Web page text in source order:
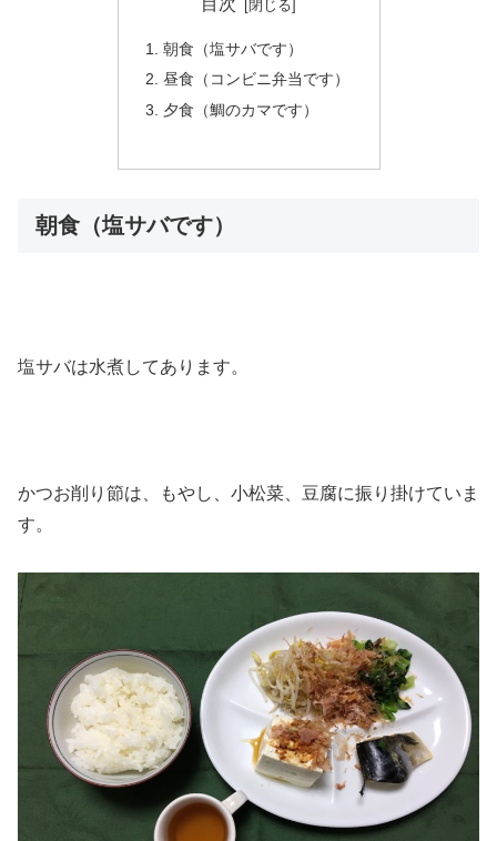
目次
朝食（塩サバです）
昼食（コンビニ弁当です）
夕食（鯛のカマです）
朝食（塩サバです）
塩サバは水煮してあります。
かつお削り節は、もやし、小松菜、豆腐に振り掛けていま
す。